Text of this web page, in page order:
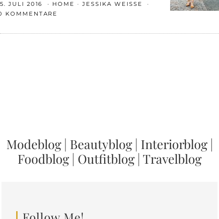
5. JULI 2016 HOME
JESSIKA WEISSE
KOMMENTARE
Modeblog| Beautyblog| Interiorblog|
Foodblog| Outfitblog| Travelblog